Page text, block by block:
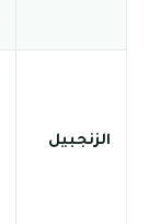
الزنجبيل